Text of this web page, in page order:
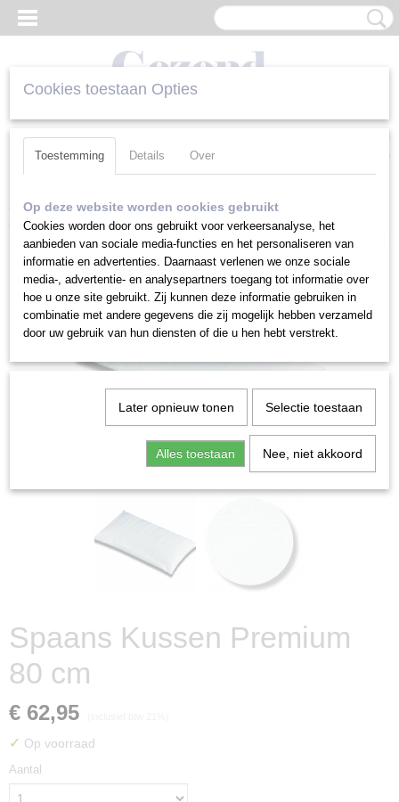
Inloggen Registreren
Home >Spaanse Kussens> Spaans Kussen Premium
Kussen Premium 80 cm
Spaans Kussen Premium
80 cm
€ 62,95
✓ Op voorraad
Aantal
Cookies toestaan Opties
Toestemming Details Over
Op deze website worden cookies gebruikt
Cookies worden door ons gebruikt voor verkeersanalyse, het
aanbieden van sociale media-functies en het personaliseren van
informatie en advertenties. Daarnaast verlenen we onze sociale
media-, advertentie- en analysepartners toegang tot informatie over
hoe u onze site gebruikt. Zij kunnen deze informatie gebruiken in
combinatie met andere gegevens die zij mogelijk hebben verzameld
door uw gebruik van hun diensten of die u hen hebt verstrekt.
Later opnieuw tonen Selectie toestaan
Alles toestaan Nee, niet akkoord